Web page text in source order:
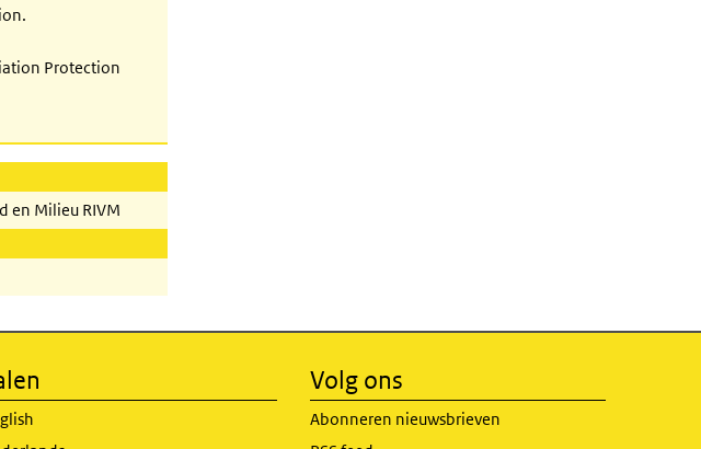
Protection
en Milieu RIVM
Volg ons
Abonneren nieuwsbrieven